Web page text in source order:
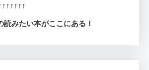
読みたい本がここにある！